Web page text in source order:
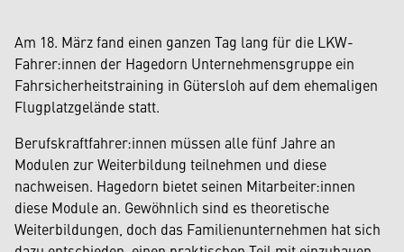
Am 18. März fand einen ganzen Tag lang für die LKW-
Fahrer:innen der Hagedorn Unternehmensgruppe ein
Fahrsicherheitstraining in Gütersloh auf dem ehemaligen
Flugplatzgelände statt.
Berufskraftfahrer:innen müssen alle fünf Jahre an
Modulen zur Weiterbildung teilnehmen und diese
nachweisen. Hagedorn bietet seinen Mitarbeiter:innen
diese Module an. Gewöhnlich sind es theoretische
Weiterbildungen, doch das Familienunternehmen hat sich